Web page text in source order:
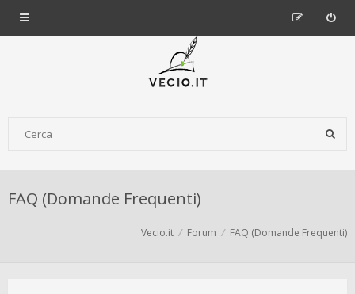
FAQ (Domande Frequenti)
Vecio.it Forum FAQ (Domande Frequenti)